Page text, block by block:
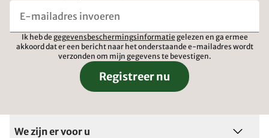
Ik heb de gegevensbeschermingsinformatie gelezen en ga ermee
akkoord dat er een bericht naar het onderstaande e-mailadres wordt
verzonden om mijn gegevens te bevestigen.
Registreer nu
We zijn er voor u